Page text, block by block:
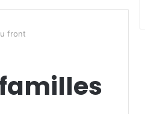
front
familles